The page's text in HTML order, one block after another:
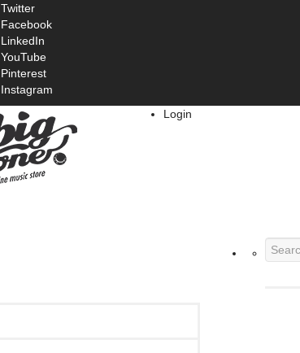
Twitter
Facebook
LinkedIn
YouTube
Pinterest
Instagram
Login